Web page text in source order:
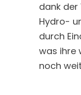
dank der
Hydro-
durch
was ihre
noch